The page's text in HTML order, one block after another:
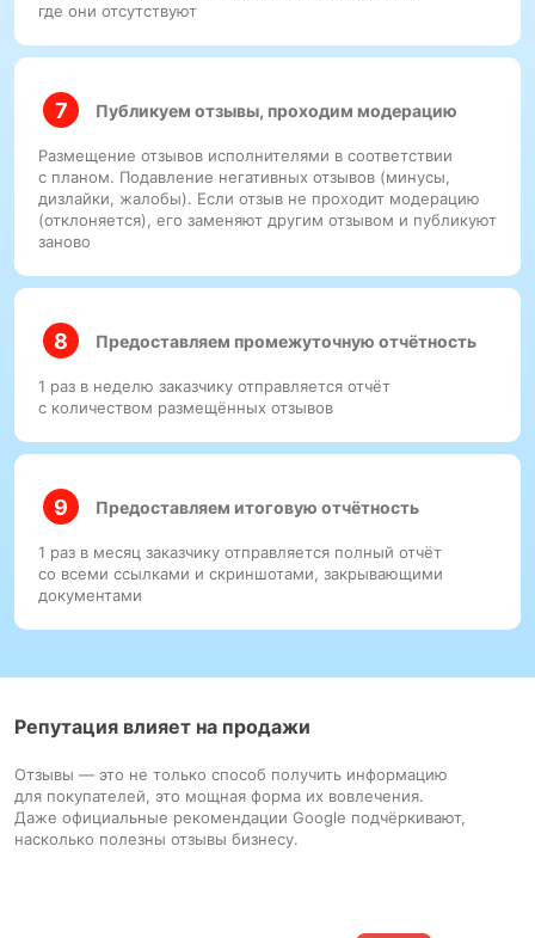
где они отсутствуют
Публикуем отзывы, проходим модерацию
Размещение отзывов исполнителями в соответствии
с планом. Подавление негативных отзывов (минусы,
дизлайки, жалобы). Если отзыв не проходит модерацию
(отклоняется), его заменяют другим отзывом и публикуют
заново
Предоставляем промежуточную отчётность
1 раз в неделю заказчику отправляется отчёт
с количеством размещённых отзывов
Предоставляем итоговую отчётность
1 раз в месяц заказчику отправляется полный отчёт
со всеми ссылками и скриншотами, закрывающими
документами
Репутация влияет на продажи
Отзывы — это не только способ получить информацию
для покупателей, это мощная форма их вовлечения.
Даже официальные рекомендации Google подчёркивают,
насколько полезны отзывы бизнесу.